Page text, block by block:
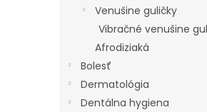
Venušine guličky
Vibračné venušine
Afrodiziaká
Bolesť
Dermatológia
Dentálna hygiena